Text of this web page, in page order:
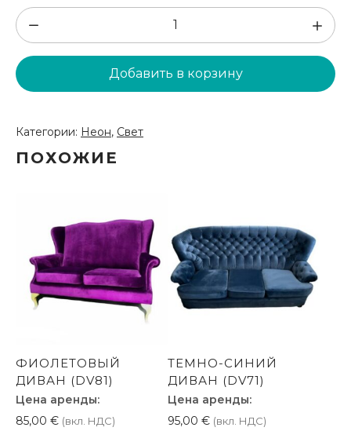
Количество
товара
Неоновая
лампа
губы
(NG3)
Добавить в корзину
Категории: Неон, Свет
ПОХОЖИЕ
ФИОЛЕТОВЫЙ
ДИВАН (DV81)
Цена аренды:
85,00 € (вкл. НДС)
ТЕМНО-СИНИЙ
ДИВАН (DV71)
Цена аренды:
95,00 € (вкл. НДС)